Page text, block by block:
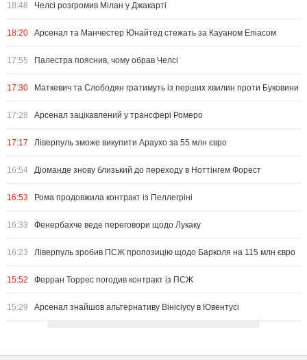
18:48 Челсі розгромив Мілан у Джакарті
18:20 Арсенал та Манчестер Юнайтед стежать за Кауаном Еліасом
17:55 Палестра пояснив, чому обрав Челсі
17:30 Маткевич та Слободян гратимуть із перших хвилин проти Буковини
17:28 Арсенал зацікавлений у трансфері Ромеро
17:17 Ліверпуль зможе викупити Араухо за 55 млн євро
16:54 Діоманде знову близький до переходу в Ноттінгем Форест
16:53 Рома продовжила контракт із Пеллегріні
16:33 Фенербахче веде переговори щодо Лукаку
16:23 Ліверпуль зробив ПСЖ пропозицію щодо Барколя на 115 млн євро
15:52 Ферран Торрес погодив контракт із ПСЖ
15:29 Арсенал знайшов альтернативу Вінісіусу в Ювентусі